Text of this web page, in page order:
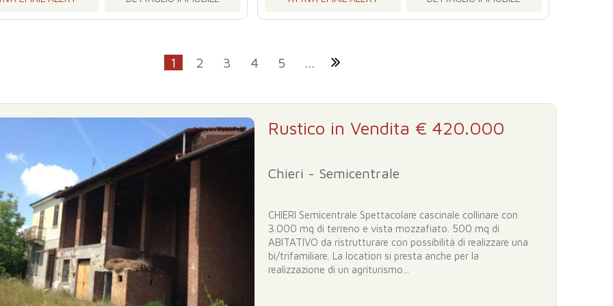
1 2 3 4 5 ...
Rustico in Vendita € 420.000
Chieri - Semicentrale
CHIERI Semicentrale Spettacolare cascinale collinare con
3.000 mq di terreno e vista mozzafiato. 500 mq di
ABITATIVO da ristrutturare con possibilità di realizzare una
bi/trifamiliare. La location si presta anche per la
realizzazione di un agriturismo...